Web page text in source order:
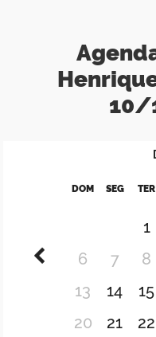
10/
DOM SEG TER
1
6
7 8
13
14 15
20
21 22